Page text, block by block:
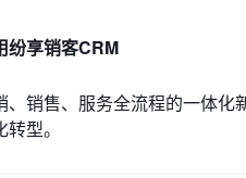
纷享销客CRM
、销售、服务全流程的一体化
型。